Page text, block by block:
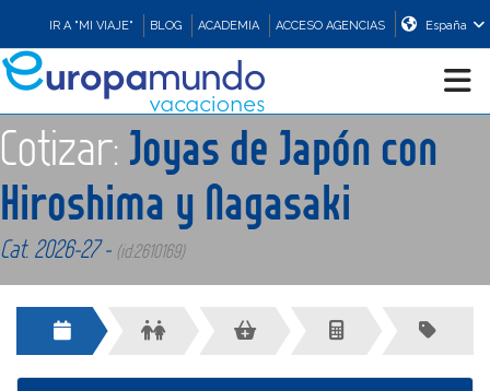
IR A "MI VIAJE" BLOG ACADEMIA ACCESO AGENCIAS España
CRUCEROS
EUROPA
Cotizar: Joyas de Japón con
Hiroshima y Nagasaki
Cat. 2026-27 - (id:2610169)